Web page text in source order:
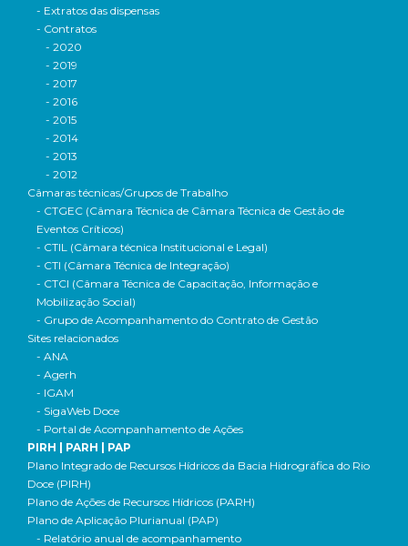
- Extratos das dispensas
- Contratos
- 2020
- 2019
- 2017
- 2016
- 2015
- 2014
- 2013
- 2012
Câmaras técnicas/Grupos de Trabalho
- CTGEC (Câmara Técnica de Câmara Técnica de Gestão de
Eventos Críticos)
- CTIL (Câmara técnica Institucional e Legal)
- CTI (Câmara Técnica de Integração)
- CTCI (Câmara Técnica de Capacitação, Informação e
Mobilização Social)
- Grupo de Acompanhamento do Contrato de Gestão
Sites relacionados
- ANA
- Agerh
- IGAM
- SigaWeb Doce
- Portal de Acompanhamento de Ações
PIRH | PARH | PAP
Plano Integrado de Recursos Hídricos da Bacia Hidrográfica do Rio
Doce (PIRH)
Plano de Ações de Recursos Hídricos (PARH)
Plano de Aplicação Plurianual (PAP)
- Relatório anual de acompanhamento